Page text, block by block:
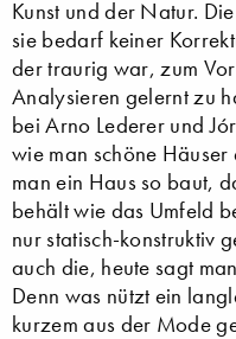
Kunst und der Natur.
sie bedarf keiner
der traurig war, zum
Analysieren gelernt zu
bei Arno Lederer und
wie man schöne
man ein Haus so baut,
behält wie das Umfeld
nur statisch-konstruktiv
auch die, heute sagt
Denn was nützt ein
kurzem aus der Mode